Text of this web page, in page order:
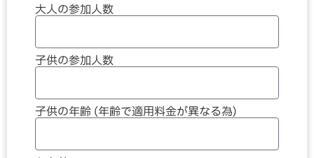
大人の参加人数
子供の参加人数
子供の年齢 (年齢で適用料金が異なる為)